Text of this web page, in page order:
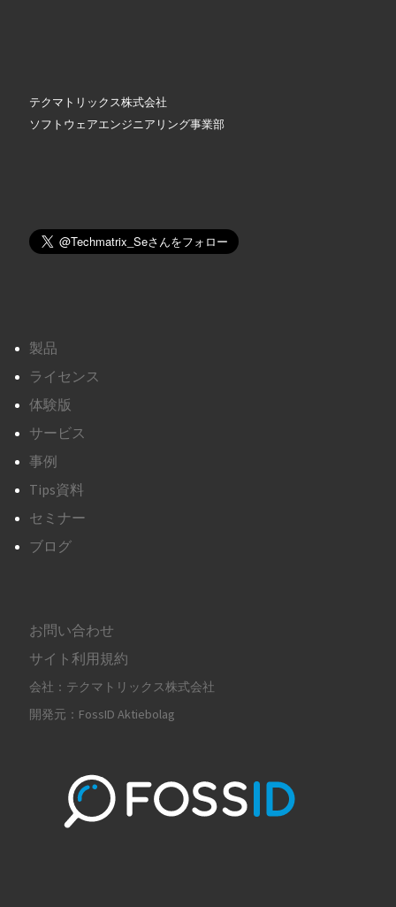
テクマトリックス株式会社
ソフトウェアエンジニアリング事業部
製品
ライセンス
体験版
サービス
事例
Tips資料
セミナー
ブログ
お問い合わせ
サイト利用規約
会社：テクマトリックス株式会社
開発元：FossID Aktiebolag